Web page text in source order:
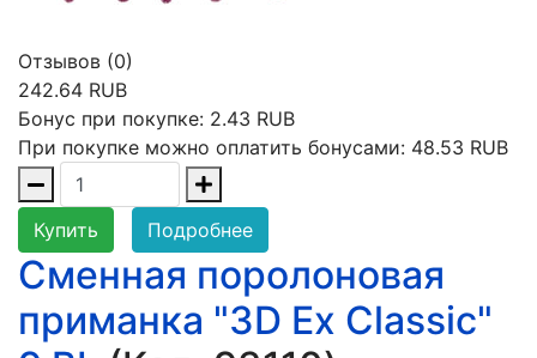
Отзывов (0)
242.64 RUB
Бонус при покупке: 2.43 RUB
При покупке можно оплатить бонусами: 48.53 RUB
Купить Подробнее
Сменная поролоновая
приманка "3D Ex Classic"